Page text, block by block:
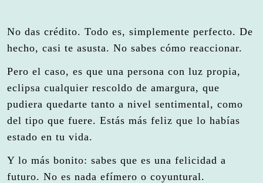
No das crédito. Todo es, simplemente perfecto. De
hecho, casi te asusta. No sabes cómo reaccionar.
Pero el caso, es que una persona con luz propia,
eclipsa cualquier rescoldo de amargura, que
pudiera quedarte tanto a nivel sentimental, como
del tipo que fuere. Estás más feliz que lo habías
estado en tu vida.
Y lo más bonito: sabes que es una felicidad a
futuro. No es nada efímero o coyuntural.